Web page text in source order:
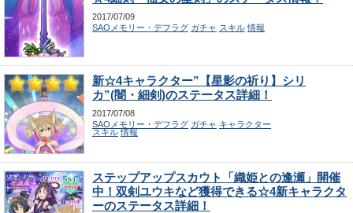
2017/07/09
SAOメモリー・デフラグ ガチャ スキル 情報
新☆4キャラクター”【星影の祈り】シリ
カ”(闇・細剣)のステータス詳細！
2017/07/08
SAOメモリー・デフラグ ガチャ キャラクター
スキル 情報
ステップアップスカウト「織姫との逢瀬」開催
中！双剣ユウキなど獲得できる☆4新キャラクタ
ーのステータス詳細！